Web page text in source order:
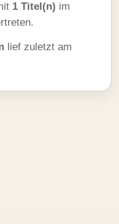
1 Titel(n) im
lief zuletzt am